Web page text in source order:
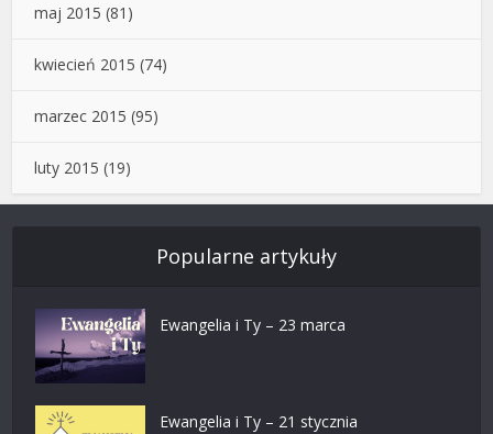
maj 2015 (81)
kwiecień 2015 (74)
marzec 2015 (95)
luty 2015 (19)
Popularne artykuły
Ewangelia i Ty – 23 marca
Ewangelia i Ty – 21 stycznia